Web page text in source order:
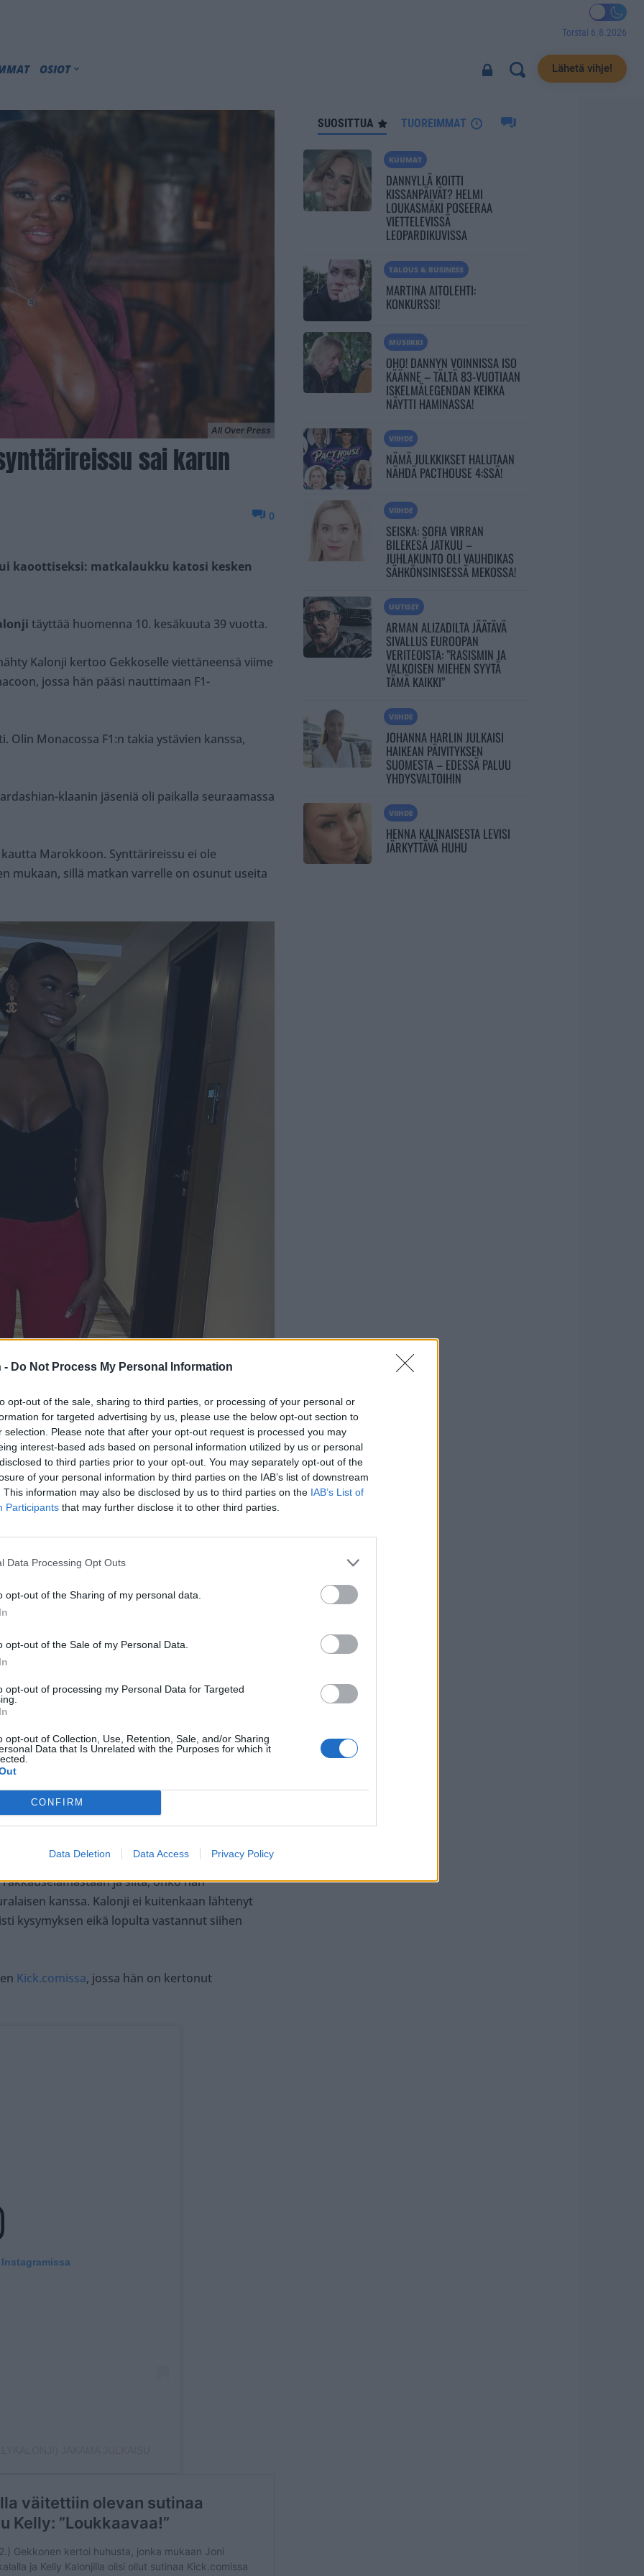
- Do Not Process My Personal Information
opt-out of the sale, sharing to third parties, or processing of your personal or
for targeted advertising by us, please use the below opt-out section to
selection. Please note that after your opt-out request is processed you may
interest-based ads based on personal information utilized by us or personal
to third parties prior to your opt-out. You may separately opt-out of the
of your personal information by third parties on the IAB’s list of downstream
This information may also be disclosed by us to third parties on the IAB’s List of
Participants that may further disclose it to other third parties.
Data Processing Opt Outs
opt-out of the Sharing of my personal data.
opt-out of the Sale of my Personal Data.
opt-out of processing my Personal Data for Targeted
opt-out of Collection, Use, Retention, Sale, and/or Sharing
Data that Is Unrelated with the Purposes for which it
CONFIRM
Data Deletion Data Access Privacy Policy
Torstai 6.8.2026
OSIOT Lähetä vihje!
All Over Press
sai karun
0
kaoottiseksi: matkalaukku katosi kesken
täyttää huomenna 10. kesäkuuta 39 vuotta.
Kalonji kertoo Gekkoselle viettäneensä viime
jossa hän pääsi nauttimaan F1-
Olin Monacossa F1:n takia ystävien kanssa,
klaanin jäseniä oli paikalla seuraamassa
Marokkoon. Synttärireissu ei ole
mukaan, sillä matkan varrelle on osunut useita
Lisäksi hänen matkalaukkunsa on
Marrakechiin. Lento oli myöhässä, ja siinä
ei voi itse vaikuttaa, kaunotar kertoo.
myös jatkolennoltaan. Hän toivoo nyt, että
jatkumaan paremmissa tunnelmissa.
jotta synttärireissu voi jatkua hieman
ja siitä, onko hän
kanssa. Kalonji ei kuitenkaan lähtenyt
kysymyksen eikä lopulta vastannut siihen
Kick.comissa, jossa hän on kertonut
SUOSITTUA TUOREIMMAT
KUUMAT
DANNYLLÄ KOITTI
KISSANPÄIVÄT? HELMI
LOUKASMÄKI POSEERAA
VIETTELEVISSÄ
LEOPARDIKUVISSA
TALOUS & BUSINESS
MARTINA AITOLEHTI:
KONKURSSI!
MUSIIKKI
OHO! DANNYN VOINNISSA ISO
KÄÄNNE – TÄLTÄ 83-VUOTIAAN
ISKELMÄLEGENDAN KEIKKA
NÄYTTI HAMINASSA!
VIIHDE
NÄMÄ JULKKIKSET HALUTAAN
NÄHDÄ PACTHOUSE 4:SSÄ!
VIIHDE
SEISKA: SOFIA VIRRAN
BILEKESÄ JATKUU –
JUHLAKUNTO OLI VAUHDIKAS
SÄHKÖNSINISESSÄ MEKOSSA!
UUTISET
ARMAN ALIZADILTA JÄÄTÄVÄ
SIVALLUS EUROOPAN
VERITEOISTA: ”RASISMIN JA
VALKOISEN MIEHEN SYYTÄ
TÄMÄ KAIKKI”
VIIHDE
JOHANNA HARLIN JULKAISI
HAIKEAN PÄIVITYKSEN
SUOMESTA – EDESSÄ PALUU
YHDYSVALTOIHIN
VIIHDE
HENNA KALINAISESTA LEVISI
JÄRKYTTÄVÄ HUHU